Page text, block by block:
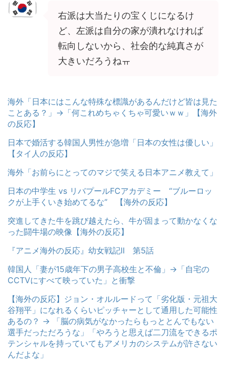
右派は大当たりの宝くじになるけ
ど、左派は自分の家が潰れなければ
転向しないから、社会的な純真さが
大きいだろうねㅠ
海外「日本にはこんな特殊な標識があるんだけど皆は見た
ことある？」→「何これめちゃくちゃ可愛いｗｗ」【海外
の反応】
日本で婚活する韓国人男性が急増「日本の女性は優しい」
【タイ人の反応】
海外「お前らにとってのマジで笑える日本アニメ教えて」
日本の中学生 vs リバプールFCアカデミー “ブルーロッ
クが上手くいき始めてるな” 【海外の反応】
突進してきた牛を跳び越えたら、牛が固まって動かなくな
った闘牛場の映像【海外の反応】
『アニメ海外の反応』幼女戦記Ⅱ 第5話
韓国人「妻が15歳年下の男子高校生と不倫」→「自宅の
CCTVにすべて映っていた」と衝撃
【海外の反応】ジョン・オルルードって「劣化版・元祖大
谷翔平」になれるくらいピッチャーとして通用した可能性
あるの？ → 「脳の病気がなかったらもっととんでもない
選手だっただろうな」「やろうと思えば二刀流をできるポ
テンシャルを持っていてもアメリカのシステムが許さない
んだよな」